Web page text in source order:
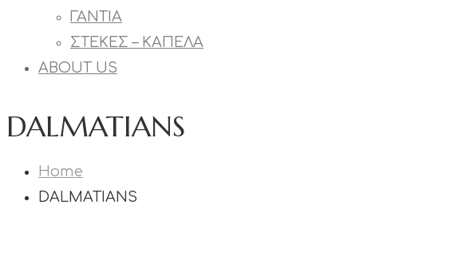
ΓΑΝΤΙΑ
ΣΤΕΚΕΣ – ΚΑΠΕΛΑ
ABOUT US
DALMATIANS
Home
DALMATIANS